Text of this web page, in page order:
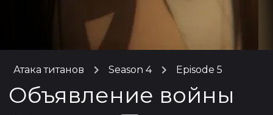
Атака титанов Season 4 Episode 5
Объявление войны